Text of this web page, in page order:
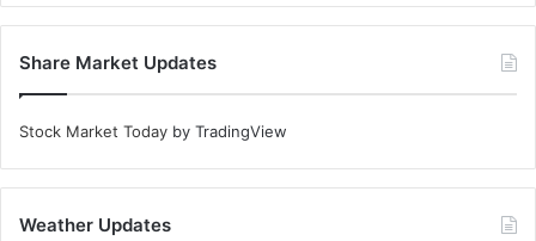
Share Market Updates
Stock Market Today by TradingView
Weather Updates